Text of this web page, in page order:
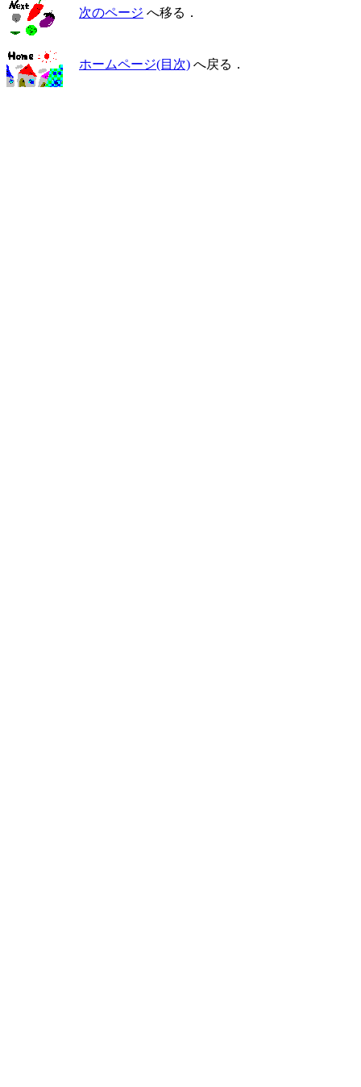
次のページ へ移る．
ホームページ(目次) へ戻る．